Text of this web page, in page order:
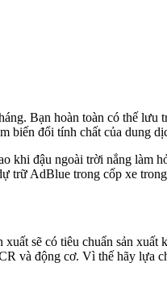
Bạn hoàn toàn có thế
biến đổi tính chất của dung
đậu ngoài trời nắng làm
trữ AdBlue trong cốp xe
sẽ có tiêu chuẩn sản xuất
và động cơ. Vì thế hãy lựa